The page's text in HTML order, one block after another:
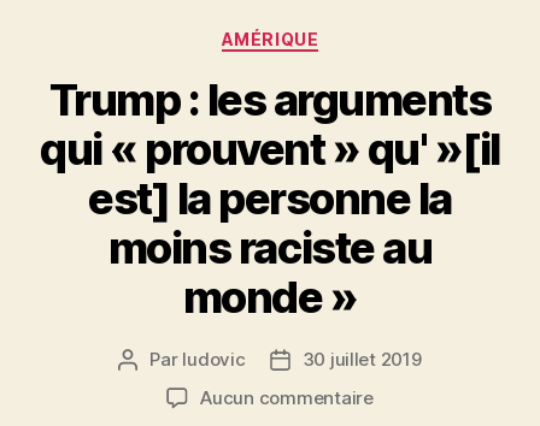
Catégories
AMÉRIQUE
Trump : les arguments
qui « prouvent » qu' »[il
est] la personne la
moins raciste au
monde »
Auteur
l’article
Par ludovic
Date30 juillet 2019
Aucun commentairesur